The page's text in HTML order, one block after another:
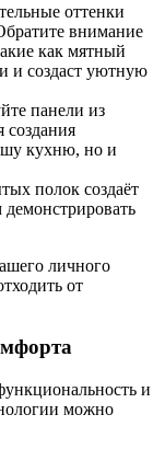
оттенки
внимание
как мятный
и создаст уютную
панели из
создания
кухню, но и
полок создаёт
личного
от
и
можно